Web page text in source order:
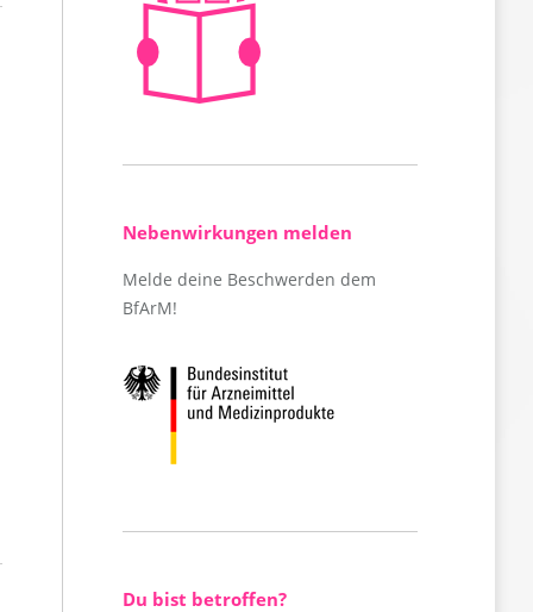
Nebenwirkungen melden
Melde deine Beschwerden dem
BfArM!
Du bist betroffen?